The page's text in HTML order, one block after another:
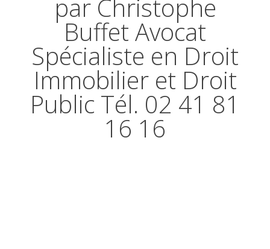
par Christophe
Buffet Avocat
Spécialiste en Droit
Immobilier et Droit
Public Tél. 02 41 81
16 16